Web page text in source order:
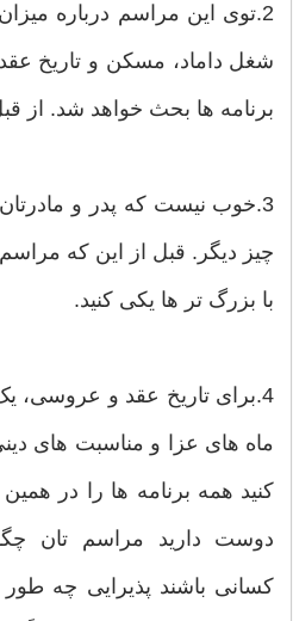
2.توی این مراسم درباره
شغل داماد، مسکن و تاریخ
برنامه ها بحث خواهد شد. از
3.خوب نیست که پدر و
چیز دیگر. قبل از این که
با بزرگ تر ها یکی کنید.
4.برای تاریخ عقد و عروسی،
ماه های عزا و مناسبت های
کنید همه برنامه ها را در
دوست دارید مراسم تان
کسانی باشند پذیرایی چه